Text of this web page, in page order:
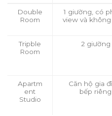
Double
Room
1 giường, có
view và
Tripble
Room
2 giường
Apartm
ent
Studio
Căn hộ gia
bếp riêng